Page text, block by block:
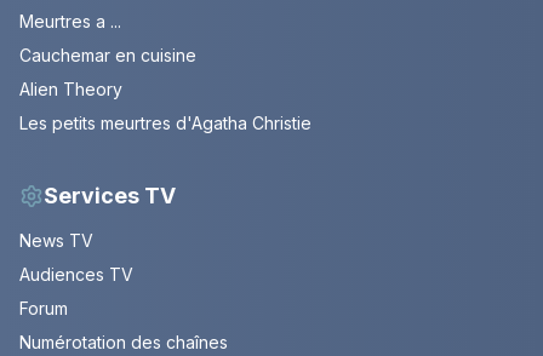
Meurtres a ...
Cauchemar en cuisine
Alien Theory
Les petits meurtres d'Agatha Christie
Services TV
News TV
Audiences TV
Forum
Numérotation des chaînes